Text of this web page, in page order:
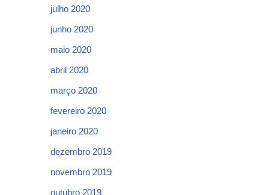
julho 2020
junho 2020
maio 2020
abril 2020
março 2020
fevereiro 2020
janeiro 2020
dezembro 2019
novembro 2019
outubro 2019